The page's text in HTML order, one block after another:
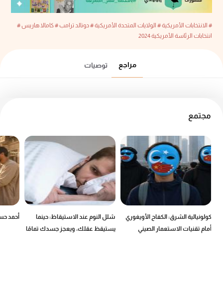
# الانتخابات الأمريكية# الولايات المتحدة الأمريكية# دونالد ترامب# كامالا هاريس#
انتخابات الرئاسة الأمريكية 2024
مراجع توصيات
مجتمع
كولونيالية الشرق: الكفاح الأويغوري
أمام تقنيات الاستعمار الصيني
شلل النوم عند الاستيقاظ: حينما
يستيقظ عقلك، ويعجز جسدك تمامًا
أحمد